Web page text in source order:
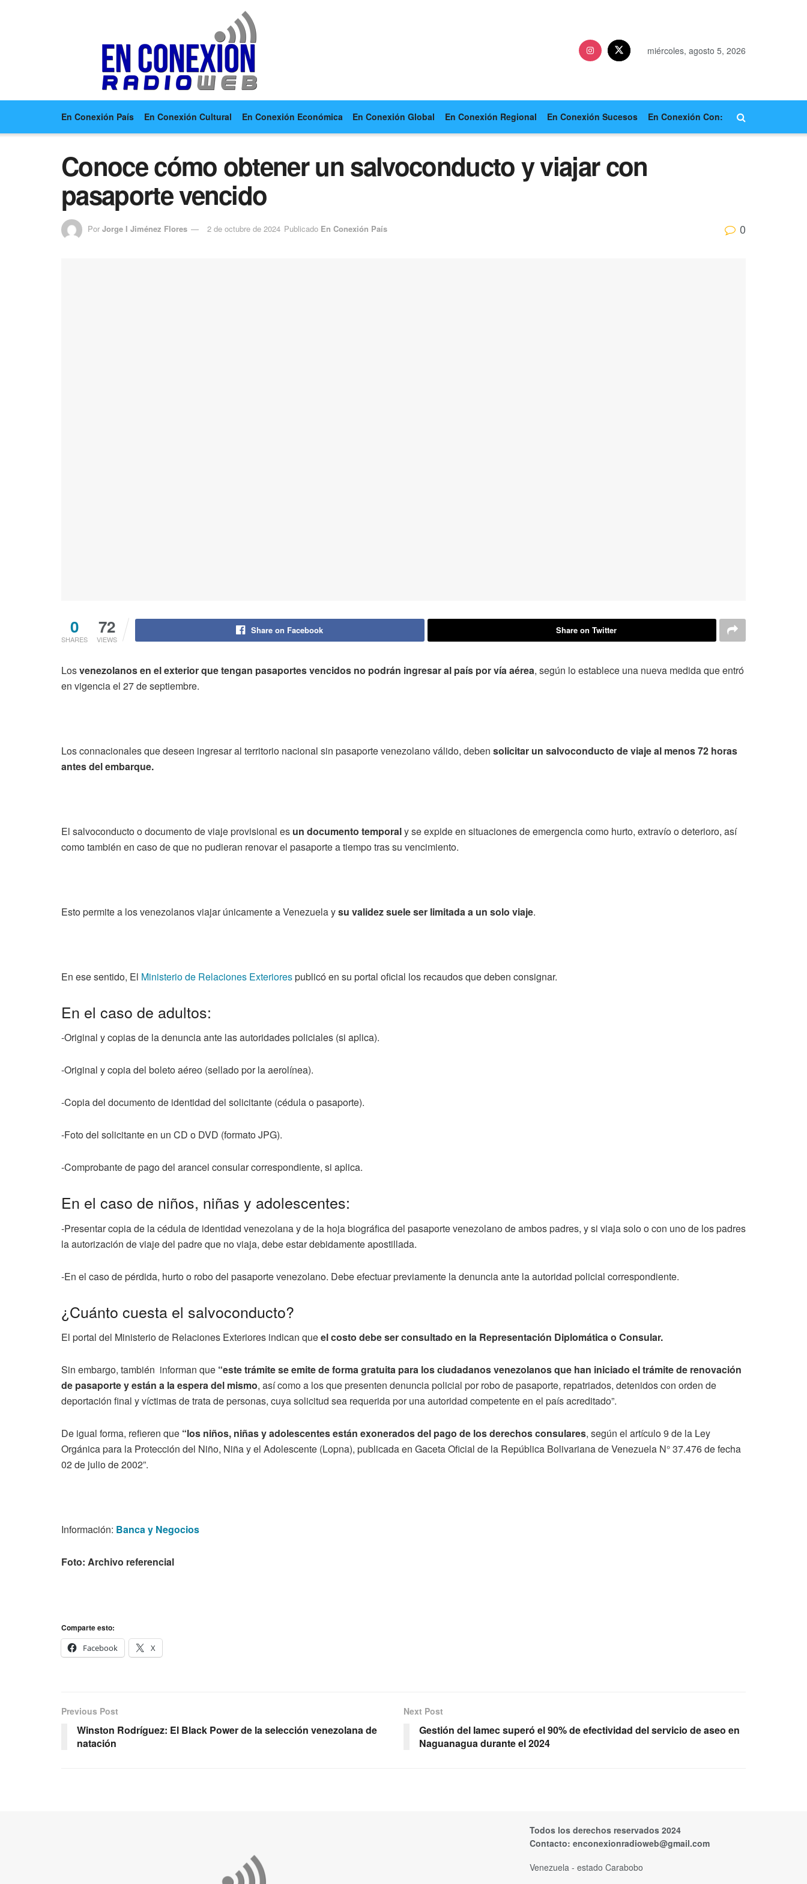
miércoles, agosto 5, 2026
En Conexión País En Conexión Cultural En Conexión Económica En Conexión Global En Conexión Regional En Conexión Sucesos En Conexión Con:
Conoce cómo obtener un salvoconducto y viajar con
pasaporte vencido
Por Jorge I Jiménez Flores 2 de octubre de 2024 Publicado En Conexión País 0
0
SHARES
72
VIEWS
Share on Facebook Share on Twitter
Losvenezolanos en el exterior que tengan pasaportes vencidos no podrán ingresar al país por vía aérea, según lo establece una nueva medida que entró
en vigencia el 27 de septiembre.
Los connacionales que deseen ingresar al territorio nacional sin pasaporte venezolano válido, deben solicitar un salvoconducto de viaje al menos 72 horas
antes del embarque.
El salvoconducto o documento de viaje provisional es un documento temporaly se expide en situaciones de emergencia como hurto, extravío o deterioro, así
como también en caso de que no pudieran renovar el pasaporte a tiempo tras su vencimiento.
Esto permite a los venezolanos viajar únicamente a Venezuela ysu validez suele ser limitada a un solo viaje.
En ese sentido, El Ministerio de Relaciones Exteriorespublicó en su portal oficial los recaudos que deben consignar.
En el caso de adultos:
-Original y copias de la denuncia ante las autoridades policiales (si aplica).
-Original y copia del boleto aéreo (sellado por la aerolínea).
-Copia del documento de identidad del solicitante (cédula o pasaporte).
-Foto del solicitante en un CD o DVD (formato JPG).
-Comprobante de pago del arancel consular correspondiente, si aplica.
En el caso de niños, niñas y adolescentes:
-Presentar copia de la cédula de identidad venezolana y de la hoja biográfica del pasaporte venezolano de ambos padres, y si viaja solo o con uno de los padres
la autorización de viaje del padre que no viaja, debe estar debidamente apostillada.
-En el caso de pérdida, hurto o robo del pasaporte venezolano. Debe efectuar previamente la denuncia ante la autoridad policial correspondiente.
¿Cuánto cuesta el salvoconducto?
El portal del Ministerio de Relaciones Exteriores indican queel costo debe ser consultado en la Representación Diplomática o Consular.
Sin embargo, también informan que “este trámite se emite de forma gratuita para los ciudadanos venezolanos que han iniciado el trámite de renovación
de pasaporte y están a la espera del mismo, así como a los que presenten denuncia policial por robo de pasaporte, repatriados, detenidos con orden de
deportación final y víctimas de trata de personas, cuya solicitud sea requerida por una autoridad competente en el país acreditado”.
De igual forma, refieren que “los niños, niñas y adolescentes están exonerados del pago de los derechos consulares, según el artículo 9 de la Ley
Orgánica para la Protección del Niño, Niña y el Adolescente (Lopna), publicada en Gaceta Oficial de la República Bolivariana de Venezuela N° 37.476 de fecha
02 de julio de 2002”.
Información: Banca y Negocios
Foto: Archivo referencial
Comparte esto:
Facebook
X
Previous Post
Winston Rodríguez: El Black Power de la selección venezolana de
natación
Next Post
Gestión del Iamec superó el 90% de efectividad del servicio de aseo en
Naguanagua durante el 2024
Todos los derechos reservados 2024
Contacto: enconexionradioweb@gmail.com
Venezuela - estado Carabobo